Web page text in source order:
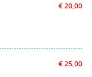
€ 20,00
€ 25,00